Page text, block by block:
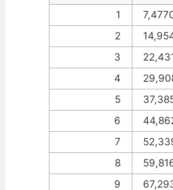
1
2
3
4
5
6
7
8
9